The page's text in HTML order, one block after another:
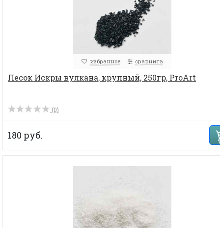
избранное сравнить
Песок Искры вулкана, крупный, 250гр, ProArt
(0)
180 руб.